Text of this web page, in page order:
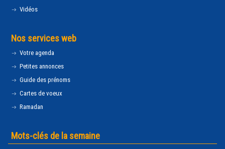
Vidéos
Nos services web
Votre agenda
Petites annonces
Guide des prénoms
Cartes de voeux
Ramadan
Mots-clés de la semaine